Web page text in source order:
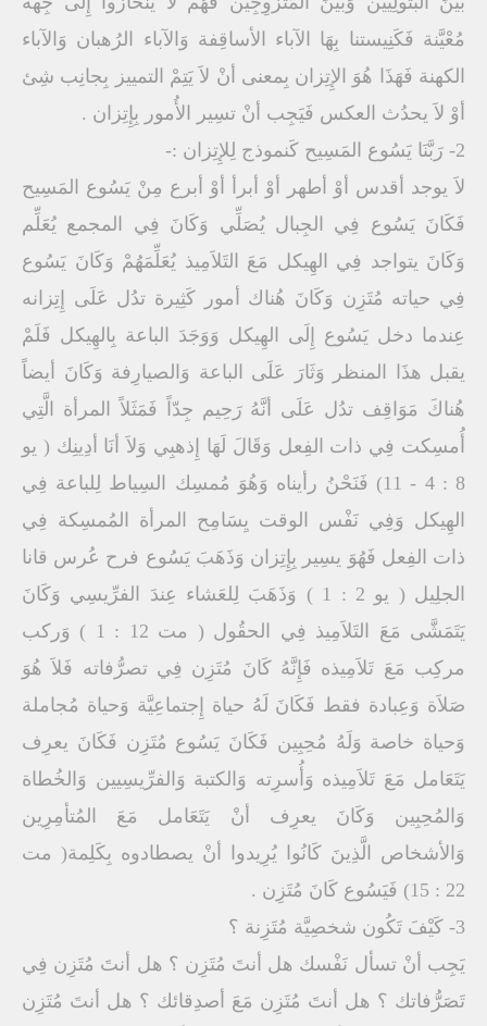
مُعْيَّنة فَكَنِيستنا بِهَا الآباء الأساقِفة وَالآباء الرُهبان وَالآباء
الكهنة فَهَذَا هُوَ الإِتِزان بِمعنى أنْ لاَ يَتِمْ التمييز بِجانِب شِئ
أوْ لاَ يحدُث العكس فَيَجِب أنْ تسِير الأُمور بِإِتِزان .
2- رَبَّنَا يَسُوع المَسِيح كَنموذج لِلإِتِزان :-
لاَ يوجد أقدس أوْ أطهر أوْ أبرأ أوْ أبرع مِنْ يَسُوع المَسِيح
فَكَانَ يَسُوع فِي الجِبال يُصَلِّي وَكَانَ فِي المجمع يُعَلِّم
وَكَانَ يتواجد فِي الهِيكل مَعَ التَلاَمِيذ يُعَلِّمَهُمْ وَكَانَ يَسُوع
فِي حياته مُتَزِن وَكَانَ هُناك أمور كَثِيرة تدُل عَلَى إِتِزانه
عِندما دخل يَسُوع إِلَى الهِيكل وَوَجَدَ الباعة بِالهِيكل فَلَمْ
يقبل هذَا المنظر وَثَارَ عَلَى الباعة وَالصيارِفة وَكَانَ أيضاً
هُناكَ مَوَاقِف تدُل عَلَى أنَّهُ رَحِيم جِدّاً فَمَثَلاً المرأة الَّتِي
أُمسِكت فِي ذات الفِعل وَقَالَ لَهَا إِذهبِي وَلاَ أنَا أدِينِك ( يو
8 : 4 - 11) فَنَحْنُ رأيناه وَهُوَ مُمسِك السِياط لِلباعة فِي
الهِيكل وَفِي نَفْس الوقت يِسَامِح المرأة المُمسِكة فِي
ذات الفِعل فَهُوَ يسِير بِإِتِزان وَذَهَبَ يَسُوع فرح عُرس قانا
الجلِيل ( يو 2 : 1 ) وَذَهَبَ لِلعَشاء عِندَ الفرِّيسِي وَكَانَ
يَتَمَشَّى مَعَ التَلاَمِيذ فِي الحقُول ( مت 12 : 1 ) وَركب
مركِب مَعَ تَلاَمِيذه فَإِنَّهُ كَانَ مُتَزِن فِي تصرُّفاته فَلاَ هُوَ
صَلاَة وَعِبادة فقط فَكَانَ لَهُ حياة إِجتماعِيَّة وَحياة مُجاملة
وَحياة خاصة وَلَهُ مُحِبِين فَكَانَ يَسُوع مُتَزِن فَكَانَ يعرِف
يَتَعَامل مَعَ تَلاَمِيذه وَأُسرِته وَالكتبة وَالفرِّيسِيين وَالخُطاة
وَالمُحِبِين وَكَانَ يعرِف أنْ يَتَعَامل مَعَ المُتأمِرِين
وَالأشخاص الَّذِينَ كَانُوا يُرِيدوا أنْ يصطادوه بِكَلِمة( مت
22 : 15) فَيَسُوع كَانَ مُتَزِن .
3- كَيْفَ تَكُون شخصِيَّة مُتَزِنة ؟
يَجِب أنْ تسأل نَفْسك هل أنتَ مُتَزِن ؟ هل أنتَ مُتَزِن فِي
تَصَرُّفاتك ؟ هل أنتَ مُتَزِن مَعَ أصدِقائك ؟ هل أنتَ مُتَزِن